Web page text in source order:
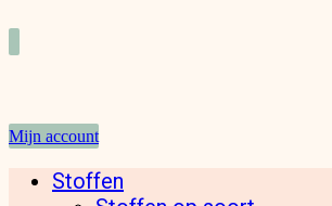
Mijn account
Stoffen